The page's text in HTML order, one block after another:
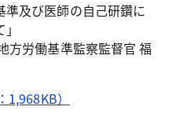
準及び医師の自己研鑽に
方労働基準監察監督官 福
）